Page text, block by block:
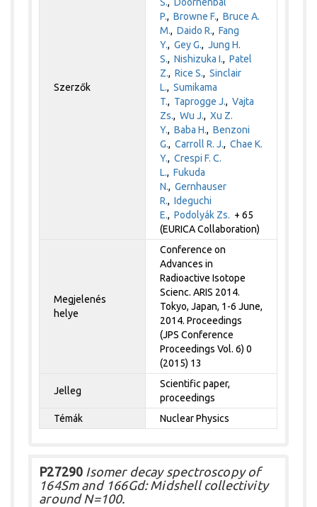
Szerzők
S., Doornenbal
P.,Browne F.,Bruce A.
M.,Daido R.,Fang
Y.,Gey G.,Jung H.
S.,Nishizuka I.,Patel
Z.,Rice S.,Sinclair
L.,Sumikama
T., Taprogge J.,Vajta
Zs.,Wu J.,Xu Z.
Y.,Baba H.,Benzoni
G.,Carroll R. J.,Chae K.
Y.,Crespi F. C.
L.,Fukuda
N.,Gernhauser
R.,Ideguchi
E.,Podolyák Zs. + 65
(EURICA Collaboration)
Megjelenés
helye
Conference on
Advances in
Radioactive Isotope
Scienc. ARIS 2014.
Tokyo, Japan, 1-6 June,
2014. Proceedings
(JPS Conference
Proceedings Vol. 6) 0
(2015) 13
Jelleg
Scientific paper,
proceedings
Témák
Nuclear Physics
P27290 Isomer decay spectroscopy of
164Sm and 166Gd: Midshell collectivity
around N=100.